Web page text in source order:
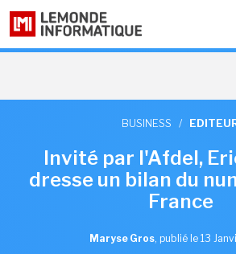
BUSINESS /
Invité par l'Afdel,
dresse un bilan du
France
Maryse Gros, publié le 13